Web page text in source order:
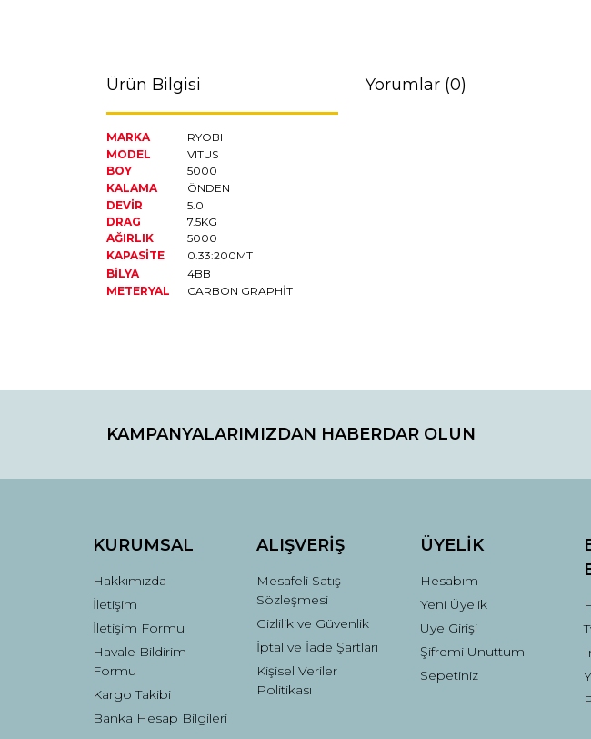
Ürün Bilgisi Yorumlar (0)
MARKA
RYOBI
MODEL
VITUS
BOY
5000
KALAMA
ÖNDEN
DEVİR
5.0
DRAG
7.5KG
AĞIRLIK
5000
KAPASİTE
0.33:200MT
BİLYA
4BB
METERYAL
CARBON GRAPHİT
Görüş ve önerileriniz için teşekkür ederiz.
Ürün resmi kalitesiz, bozuk veya görüntülenemiyor.
Bu ürüne benzer farklı alternatifler olmalı.
KAMPANYALARIMIZDAN HABERDAR OLUN
KURUMSAL
Hakkımızda
İletişim
İletişim Formu
Havale Bildirim
Formu
Kargo Takibi
Banka Hesap Bilgileri
ALIŞVERİŞ
Mesafeli Satış
Sözleşmesi
Gizlilik ve Güvenlik
İptal ve İade Şartları
Kişisel Veriler
Politikası
ÜYELİK
Hesabım
Yeni Üyelik
Üye Girişi
Şifremi Unuttum
Sepetiniz